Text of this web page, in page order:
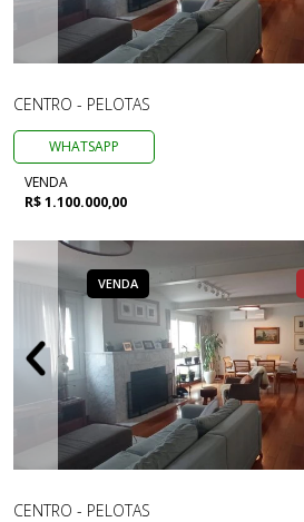
CENTRO - PELOTAS
WHATSAPP
VENDA
R$ 1.100.000,00
VENDA
CENTRO - PELOTAS